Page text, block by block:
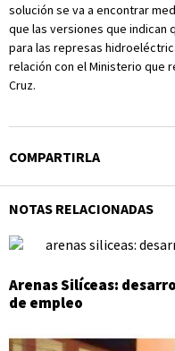
solución se va a encontrar
que las versiones que indican
para las represas
relación con el Ministerio que
Cruz.
COMPARTIRLA
NOTAS RELACIONADAS
Arenas Silíceas:
de empleo